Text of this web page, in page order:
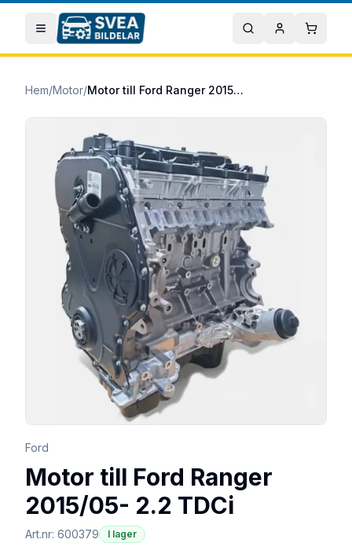
Hoppa till huvudinnehåll
Öppna meny Sök Mitt konto
Hem/Motor/ Motor till Ford Ranger 2015/05- 2.2 TDCi
Ford
Motor till Ford Ranger
2015/05- 2.2 TDCi
Art.nr: 600379 I lager